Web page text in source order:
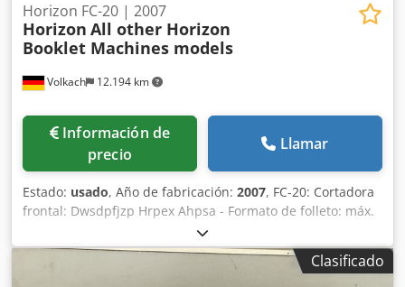
Volkach 12.194 km
Horizon FC-20 | 2007
Horizon All other Horizon
Booklet Machines models
Información de
precio
Llamar
Estado: usado, Año de fabricación: 2007, FC-20: Cortadora
frontal: Dwsdpfjzp Hrpex Ahpsa - Formato de folleto: máx.
230 x 320 mm, mín. 85 x 98 mm - Corte frontal: máx. 15
mm - Grosor del corte: 4-80 páginas (80 g/m²) - Velocidad
de producción: máx. 3.500 ciclos/h - Dimensiones: aprox.
Clasificado